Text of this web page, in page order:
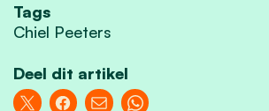
Tags
Chiel Peeters
Deel dit artikel